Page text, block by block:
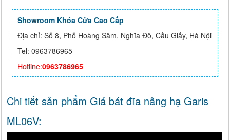
Showroom Khóa Cửa Cao Cấp
Địa chỉ: Số 8, Phố Hoàng Sâm, Nghĩa Đô, Cầu Giấy, Hà Nội
Tel: 0963786965
Hotline:0963786965
Chi tiết sản phẩm Giá bát đĩa nâng hạ Garis
ML06V: